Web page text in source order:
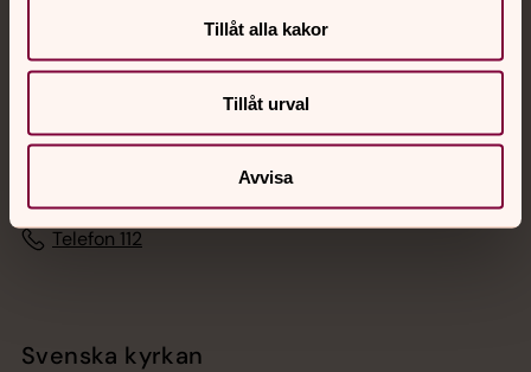
Tillåt alla kakor
Tillåt urval
Avvisa
Jourhavande präst
med en präst på kvällar och nätter.
Digitalt brev
Telefon 112
Svenska kyrkan